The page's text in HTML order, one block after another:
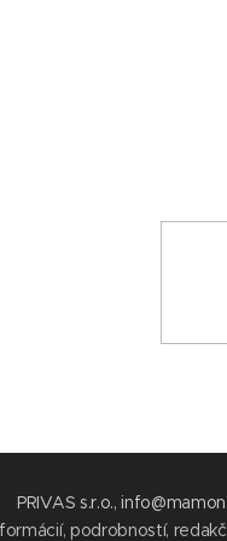
PRIVAS s.r.o.,
podrobností,